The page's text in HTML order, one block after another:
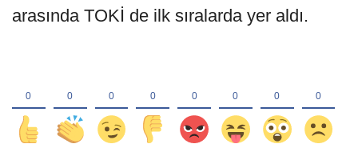
arasında TOKİ de ilk sıralarda yer aldı.